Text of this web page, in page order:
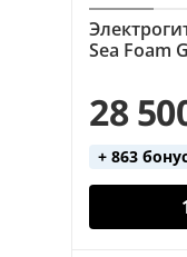
Sea Foam
28
+ 863